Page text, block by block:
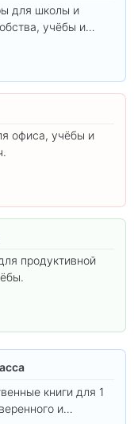
для школы и
учёбы и
офиса, учёбы и
продуктивной
книги для 1
и